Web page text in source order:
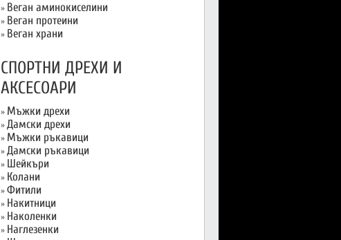
» Веган аминокиселини
» Веган протеини
» Веган храни
СПОРТНИ ДРЕХИ И
АКСЕСОАРИ
» Мъжки дрехи
» Дамски дрехи
» Мъжки ръкавици
» Дамски ръкавици
» Шейкъри
» Колани
» Фитили
» Накитници
» Наколенки
» Наглезенки